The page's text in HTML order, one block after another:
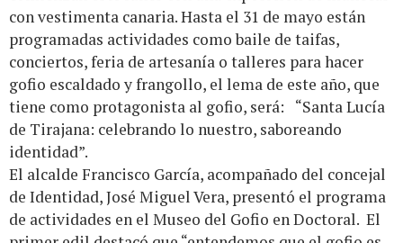
con vestimenta canaria. Hasta el 31 de mayo están
programadas actividades como baile de taifas,
conciertos, feria de artesanía o talleres para hacer
gofio escaldado y frangollo, el lema de este año, que
tiene como protagonista al gofio, será:
“Santa Lucía
de Tirajana: celebrando lo nuestro, saboreando
identidad”.
El alcalde Francisco García, acompañado del concejal
de Identidad, José Miguel Vera, presentó el programa
de actividades en el Museo del Gofio en Doctoral. El